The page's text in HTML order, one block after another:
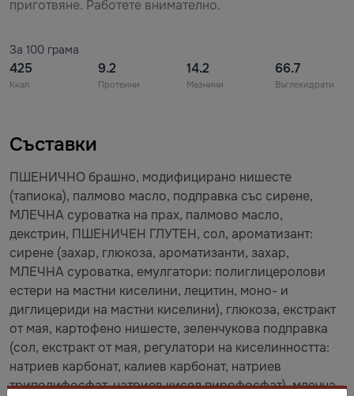
приготвяне. Работете внимателно.
За 100 грама
425
Ккал
9.2
Протеини
14.2
Мазнини
66.7
Въглехидрати
Съставки
ПШЕНИЧНО брашно, модифицирано нишесте
(тапиока), палмово масло, подправка със сирене,
МЛЕЧНА суроватка на прах, палмово масло,
декстрин, ПШЕНИЧЕН ГЛУТЕН, сол, ароматизант:
сирене (захар, глюкоза, ароматизанти, захар,
МЛЕЧНА суроватка, емулгатори: полиглицеролови
естери на мастни киселини, лецитин, моно- и
диглицериди на мастни киселини), глюкоза, екстракт
от мая, картофено нишесте, зеленчукова подправка
(сол, екстракт от мая, регулатори на киселинността:
натриев карбонат, калиев карбонат, натриев
триполифосфат, натриев кисел пирофосфат), млечна